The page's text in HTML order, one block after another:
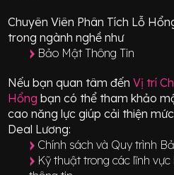
Chuyên Viên Phân Tích Lỗ
trong ngành nghề như
Bảo Mật Thông Tin
Nếu bạn quan tâm đến Vị trí
Hổng bạn có thể tham khảo
cao năng lực giúp cải thiện
Deal Lương:
Chính sách và Quy trình
Kỹ thuật trong các lĩnh